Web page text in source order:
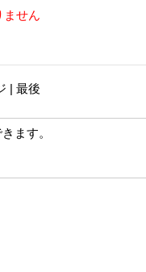
ません
| 最後
ます。